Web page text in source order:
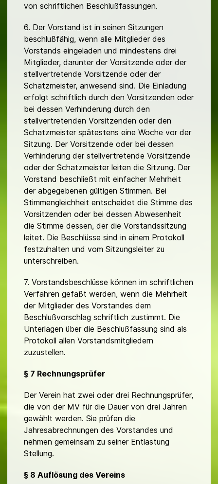
von schriftlichen Beschlußfassungen.
6. Der Vorstand ist in seinen Sitzungen
beschlußfähig, wenn alle Mitglieder des
Vorstands eingeladen und mindestens drei
Mitglieder, darunter der Vorsitzende oder der
stellvertretende Vorsitzende oder der
Schatzmeister, anwesend sind. Die Einladung
erfolgt schriftlich durch den Vorsitzenden oder
bei dessen Verhinderung durch den
stellvertretenden Vorsitzenden oder den
Schatzmeister spätestens eine Woche vor der
Sitzung. Der Vorsitzende oder bei dessen
Verhinderung der stellvertretende Vorsitzende
oder der Schatzmeister leiten die Sitzung. Der
Vorstand beschließt mit einfacher Mehrheit
der abgegebenen gültigen Stimmen. Bei
Stimmengleichheit entscheidet die Stimme des
Vorsitzenden oder bei dessen Abwesenheit
die Stimme dessen, der die Vorstandssitzung
leitet. Die Beschlüsse sind in einem Protokoll
festzuhalten und vom Sitzungsleiter zu
unterschreiben.
7. Vorstandsbeschlüsse können im schriftlichen
Verfahren gefaßt werden, wenn die Mehrheit
der Mitglieder des Vorstandes dem
Beschlußvorschlag schriftlich zustimmt. Die
Unterlagen über die Beschlußfassung sind als
Protokoll allen Vorstandsmitgliedern
zuzustellen.
§ 7 Rechnungsprüfer
Der Verein hat zwei oder drei Rechnungsprüfer,
die von der MV für die Dauer von drei Jahren
gewählt werden. Sie prüfen die
Jahresabrechnungen des Vorstandes und
nehmen gemeinsam zu seiner Entlastung
Stellung.
§ 8 Auflösung des Vereins